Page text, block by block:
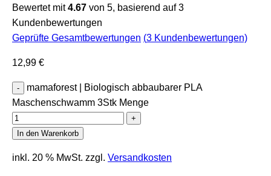
Bewertet mit4.67 von 5, basierend auf3
Kundenbewertungen
Geprüfte Gesamtbewertungen (3 Kundenbewertungen)
12,99 €
mamaforest | Biologisch abbaubarer PLA
Maschenschwamm 3Stk Menge
In den Warenkorb
inkl. 20 % MwSt. zzgl. Versandkosten